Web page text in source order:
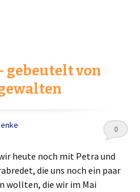
gebeutelt von
0
heute noch mit Petra und
die uns noch ein paar
wollten, die wir im Mai